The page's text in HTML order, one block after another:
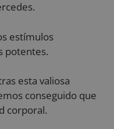
estímulos
potentes.
esta valiosa
conseguido que
corporal.
permiten la
como el inicio
cuentas. El sitio